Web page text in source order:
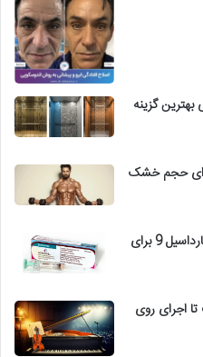
گزینه
حجم خشک
آموزش تصویری مراحل تزریق واکسن گارداسیل 9 برای
اجرای روی